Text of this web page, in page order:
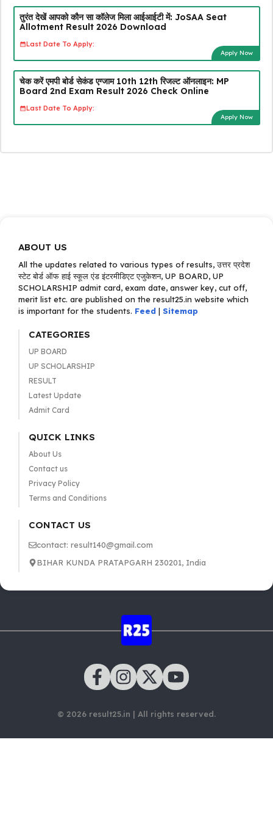
तुरंत देखें आपको कौन सा कॉलेज मिला आईआईटी में: JoSAA Seat
Allotment Result 2026 Download
Last Date To Apply:
Apply Now
चेक करें एमपी बोर्ड सेकंड एग्जाम 10th 12th रिजल्ट ऑनलाइन: MP
Board 2nd Exam Result 2026 Check Online
Last Date To Apply:
Apply Now
ABOUT US
All the updates related to various types of results, उत्तर प्रदेश
स्टेट बोर्ड ऑफ हाई स्कूल एंड इंटरमीडिएट एजुकेशन, UP BOARD, UP
SCHOLARSHIP admit card, exam date, answer key, cut off,
merit list etc. are published on the result25.in website which
is important for the students. Feed | Sitemap
CATEGORIES
UP BOARD
UP SCHOLARSHIP
RESULT
Latest Update
Admit Card
QUICK LINKS
About Us
Contact us
Privacy Policy
Terms and Conditions
CONTACT US
contact: result140@gmail.com
BIHAR KUNDA PRATAPGARH 230201, India
© 2026 result25.in | All rights reserved.